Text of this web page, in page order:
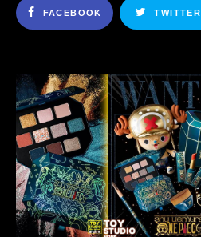
FACEBOOK TWITTER